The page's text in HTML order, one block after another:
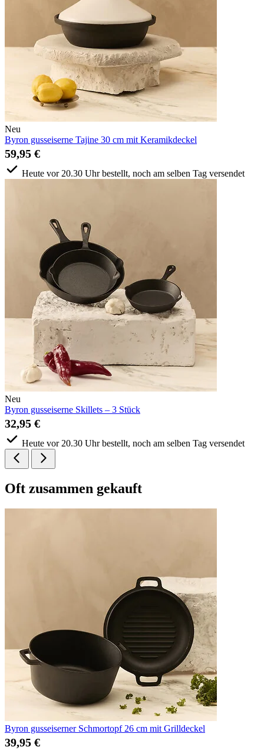
Neu
Byron gusseiserne Tajine 30 cm mit Keramikdeckel
59,95 €
Heute vor 20.30 Uhr bestellt, noch am selben Tag versendet
Neu
Byron gusseiserne Skillets – 3 Stück
32,95 €
Heute vor 20.30 Uhr bestellt, noch am selben Tag versendet
Oft zusammen gekauft
Byron gusseiserner Schmortopf 26 cm mit Grilldeckel
39,95 €